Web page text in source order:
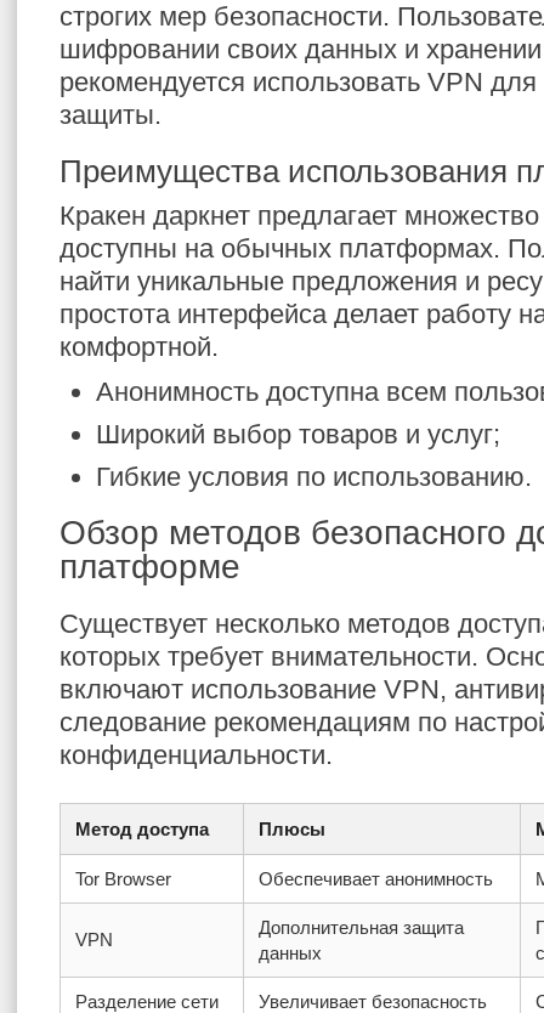
строгих мер безопасности.
шифровании своих данных и
рекомендуется использовать VPN
защиты.
Преимущества использования
Кракен даркнет предлагает
доступны на обычных платформах.
найти уникальные предложения и
простота интерфейса делает работу
комфортной.
Анонимность доступна всем
Широкий выбор товаров и услуг;
Гибкие условия по использованию.
Обзор методов безопасного
платформе
Существует несколько методов
которых требует внимательности.
включают использование VPN,
следование рекомендациям по
конфиденциальности.
Метод доступа Плюсы
Tor Browser Обеспечивает анонимность
VPN
Дополнительная защита
данных
Разделение сети Увеличивает безопасность